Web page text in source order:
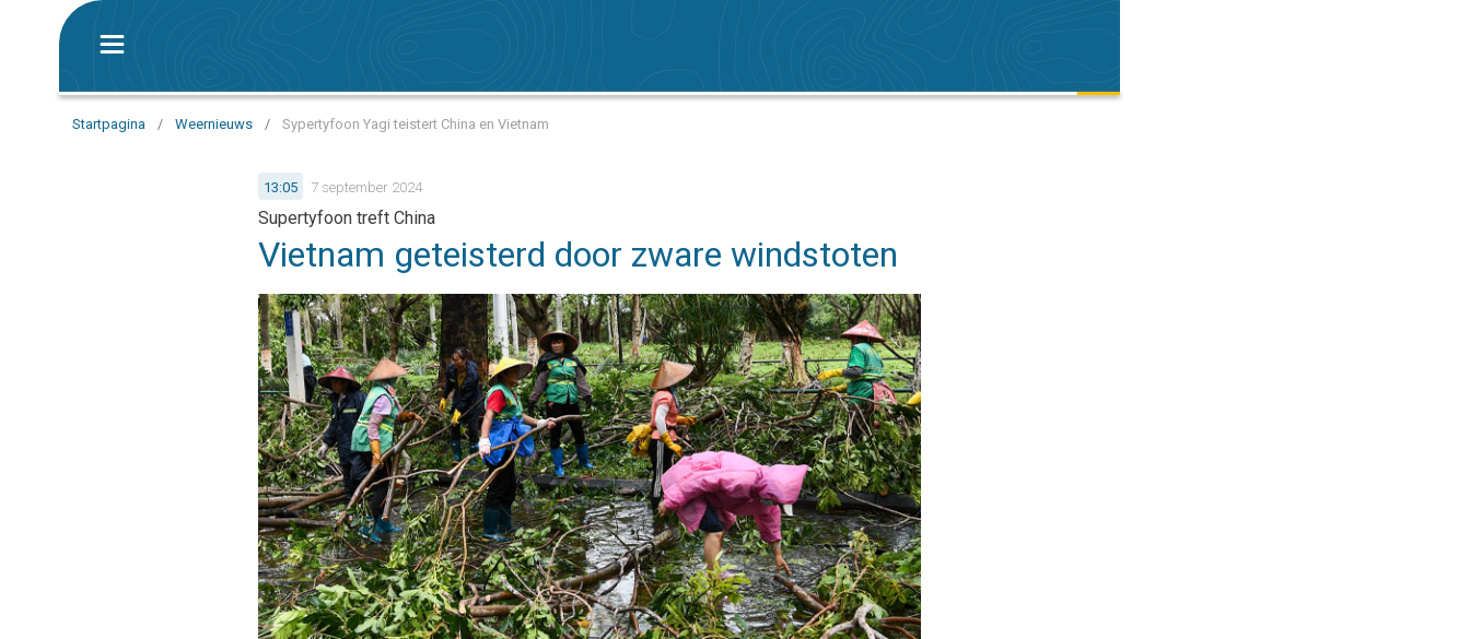
Startpagina / Weernieuws / Sypertyfoon Yagi teistert China en Vietnam
13:05 7 september 2024
Supertyfoon treft China
Vietnam geteisterd door zware windstoten